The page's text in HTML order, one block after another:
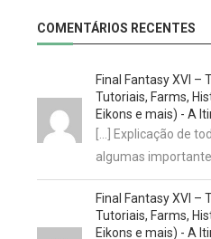
COMENTÁRIOS RECENTES
Final Fantasy XVI –
Tutoriais, Farms,
Eikons e mais) - A
[…] Explicação de
algumas
Final Fantasy XVI –
Tutoriais, Farms,
Eikons e mais) - A